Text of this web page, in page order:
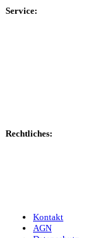
Service:
Rechtliches:
Kontakt
AGN